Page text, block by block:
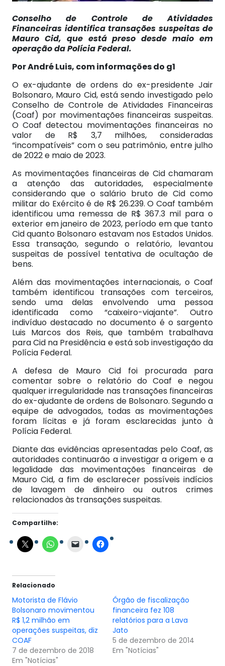
Conselho de Controle de Atividades
Financeiras identifica transações suspeitas de
Mauro Cid, que está preso desde maio em
operação da Polícia Federal.
Por André Luis, com informações do g1
O ex-ajudante de ordens do ex-presidente Jair
Bolsonaro, Mauro Cid, está sendo investigado pelo
Conselho de Controle de Atividades Financeiras
(Coaf) por movimentações financeiras suspeitas.
O Coaf detectou movimentações financeiras no
valor de R$ 3,7 milhões, consideradas
“incompatíveis” com o seu patrimônio, entre julho
de 2022 e maio de 2023.
As movimentações financeiras de Cid chamaram
a atenção das autoridades, especialmente
considerando que o salário bruto de Cid como
militar do Exército é de R$ 26.239. O Coaf também
identificou uma remessa de R$ 367.3 mil para o
exterior em janeiro de 2023, período em que tanto
Cid quanto Bolsonaro estavam nos Estados Unidos.
Essa transação, segundo o relatório, levantou
suspeitas de possível tentativa de ocultação de
bens.
Além das movimentações internacionais, o Coaf
também identificou transações com terceiros,
sendo uma delas envolvendo uma pessoa
identificada como “caixeiro-viajante”. Outro
indivíduo destacado no documento é o sargento
Luis Marcos dos Reis, que também trabalhava
para Cid na Presidência e está sob investigação da
Polícia Federal.
A defesa de Mauro Cid foi procurada para
comentar sobre o relatório do Coaf e negou
qualquer irregularidade nas transações financeiras
do ex-ajudante de ordens de Bolsonaro. Segundo a
equipe de advogados, todas as movimentações
foram lícitas e já foram esclarecidas junto à
Polícia Federal.
Diante das evidências apresentadas pelo Coaf, as
autoridades continuarão a investigar a origem e a
legalidade das movimentações financeiras de
Mauro Cid, a fim de esclarecer possíveis indícios
de lavagem de dinheiro ou outros crimes
relacionados às transações suspeitas.
Compartilhe:
Relacionado
Motorista de Flávio
Bolsonaro movimentou
R$ 1,2 milhão em
operações suspeitas, diz
COAF
7 de dezembro de 2018
Em "Notícias"
Órgão de fiscalização
financeira fez 108
relatórios para a Lava
Jato
5 de dezembro de 2014
Em "Notícias"